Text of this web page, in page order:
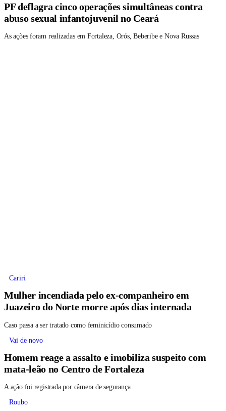
PF deflagra cinco operações simultâneas contra
abuso sexual infantojuvenil no Ceará
As ações foram realizadas em Fortaleza, Orós, Beberibe e Nova Russas
Cariri
Mulher incendiada pelo ex-companheiro em
Juazeiro do Norte morre após dias internada
Caso passa a ser tratado como feminicídio consumado
Vai de novo
Homem reage a assalto e imobiliza suspeito com
mata-leão no Centro de Fortaleza
A ação foi registrada por câmera de segurança
Roubo